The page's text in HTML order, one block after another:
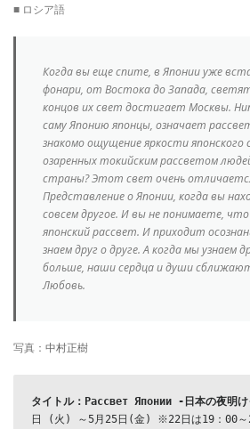
■ ロシア語
Когда вы еще спите, в Японии уже
фонари, от Востока до Запада,
концов их свет достигает Москвы.
саму Японию японцы, означает
знакомо ощущение яркости японского
озаренных токийским рассветом
страны? Этот свет очень
Представление о Японии, когда вы
совсем другое. И вы не понимаете,
японский рассвет. И приходит
знаем друг о друге. А когда мы узнаем
больше, наши сердца и души
Любовь.
写真： 中村正樹
タイトル：Рассвет Японии -日本の夜明
日 (火) ～5月25日(金) ※22日は19：00～